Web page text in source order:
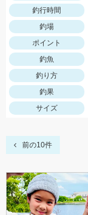
釣行時間
釣場
ポイント
釣魚
釣り方
釣果
サイズ
前の10件